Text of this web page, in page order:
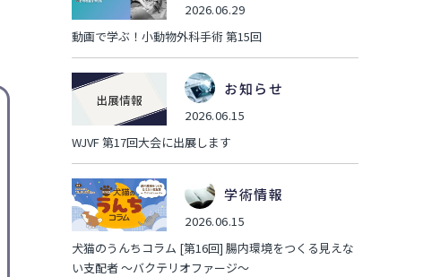
2026.06.29
動画で学ぶ！小動物外科手術 第15回
お知らせ
2026.06.15
WJVF 第17回大会に出展します
学術情報
2026.06.15
犬猫のうんちコラム [第16回] 腸内環境をつくる見えな
い支配者 ～バクテリオファージ～